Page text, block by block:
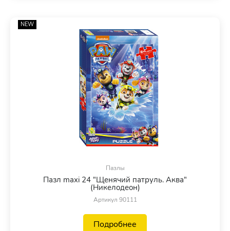
NEW
Пазлы
Пазл maxi 24 "Щенячий патруль. Аква"
(Никелодеон)
Артикул 90111
Подробнее